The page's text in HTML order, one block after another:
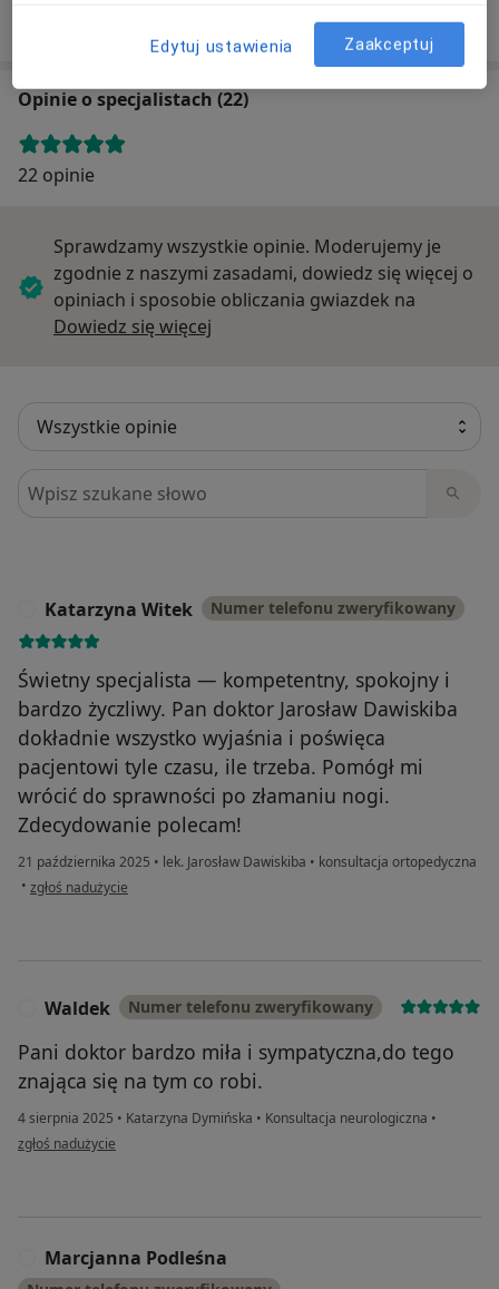
Opinie o specjalistach (22)
22 opinie
Sprawdzamy wszystkie opinie. Moderujemy je
zgodnie z naszymi zasadami, dowiedz się więcej o
opiniach i sposobie obliczania gwiazdek na
Dowiedz się więcej
Szukaj w opiniach
Katarzyna Witek Numer telefonu zweryfikowany
Świetny specjalista — kompetentny, spokojny i
bardzo życzliwy. Pan doktor Jarosław Dawiskiba
dokładnie wszystko wyjaśnia i poświęca
pacjentowi tyle czasu, ile trzeba. Pomógł mi
wrócić do sprawności po złamaniu nogi.
Zdecydowanie polecam!
21 października 2025 • lek. Jarosław Dawiskiba • konsultacja ortopedyczna
• w opinii użytkownika Katarzyna Witek
zgłoś nadużycie
Waldek Numer telefonu zweryfikowany
Pani doktor bardzo miła i sympatyczna,do tego
znająca się na tym co robi.
4 sierpnia 2025 • Katarzyna Dymińska • Konsultacja neurologiczna •
w opinii użytkownika Waldek
zgłoś nadużycie
Marcjanna Podleśna
Edytuj ustawienia Zaakceptuj